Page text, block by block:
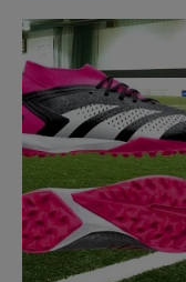
để chọn được sản